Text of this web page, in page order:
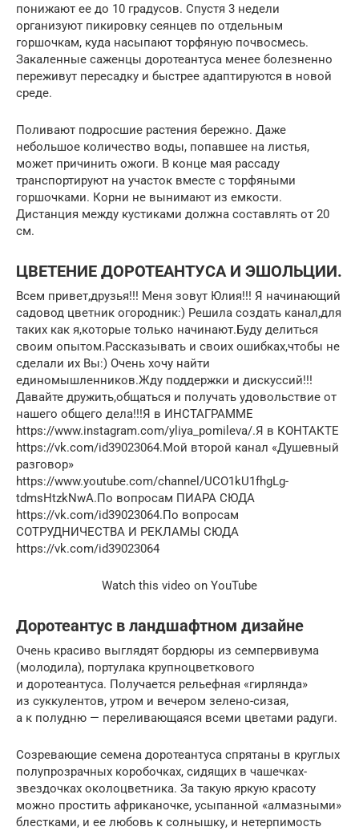
понижают ее до 10 градусов. Спустя 3 недели
организуют пикировку сеянцев по отдельным
горшочкам, куда насыпают торфяную почвосмесь.
Закаленные саженцы доротеантуса менее болезненно
переживут пересадку и быстрее адаптируются в новой
среде.
Поливают подросшие растения бережно. Даже
небольшое количество воды, попавшее на листья,
может причинить ожоги. В конце мая рассаду
транспортируют на участок вместе с торфяными
горшочками. Корни не вынимают из емкости.
Дистанция между кустиками должна составлять от 20
см.
ЦВЕТЕНИЕ ДОРОТЕАНТУСА И ЭШОЛЬЦИИ.
Всем привет,друзья!!! Меня зовут Юлия!!! Я начинающий
садовод цветник огородник:) Решила создать канал,для
таких как я,которые только начинают.Буду делиться
своим опытом.Рассказывать и своих ошибках,чтобы не
сделали их Вы:) Очень хочу найти
единомышленников.Жду поддержки и дискуссий!!!
Давайте дружить,общаться и получать удовольствие от
нашего общего дела!!!Я в ИНСТАГРАММЕ
https://www.instagram.com/yliya_pomileva/.Я в КОНТАКТЕ
https://vk.com/id39023064.Мой второй канал «Душевный
разговор»
https://www.youtube.com/channel/UCO1kU1fhgLg-
tdmsHtzkNwA.По вопросам ПИАРА СЮДА
https://vk.com/id39023064.По вопросам
СОТРУДНИЧЕСТВА И РЕКЛАМЫ СЮДА
https://vk.com/id39023064
Watch this video on YouTube
Доротеантус в ландшафтном дизайне
Очень красиво выглядят бордюры из семпервивума
(молодила), портулака крупноцветкового
и доротеантуса. Получается рельефная «гирлянда»
из суккулентов, утром и вечером зелено-сизая,
а к полудню — переливающаяся всеми цветами радуги.
Созревающие семена доротеантуса спрятаны в круглых
полупрозрачных коробочках, сидящих в чашечках-
звездочках околоцветника. За такую яркую красоту
можно простить африканочке, усыпанной «алмазными»
блестками, и ее любовь к солнышку, и нетерпимость